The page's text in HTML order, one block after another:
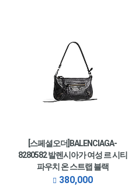
[스페셜오더]BALENCIAGA-
8280582 발렌시아가 여성 르 시티
파우치 온 스트랩 블랙
380,000